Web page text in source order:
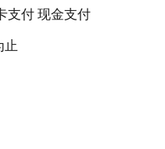
付 现金支付